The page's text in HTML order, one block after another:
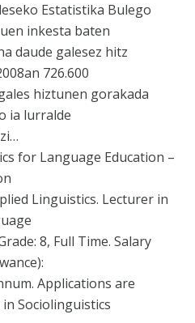
Estatistika Bulego
inkesta baten
daude galesez hitz
726.600
hiztunen gorakada
ia lurralde
for Language Education –
Linguistics. Lecturer in
8, Full Time. Salary
Applications are
Sociolinguistics